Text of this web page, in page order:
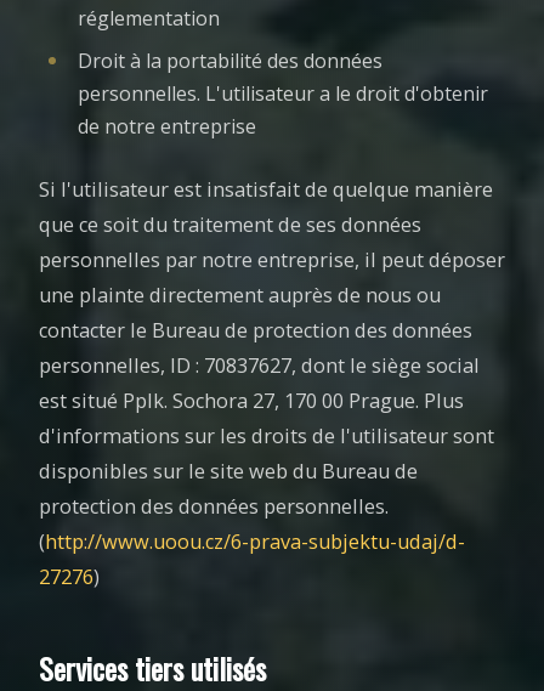
réglementation
Droit à la portabilité des données
personnelles. L'utilisateur a le droit d'obtenir
de notre entreprise
Si l'utilisateur est insatisfait de quelque manière
que ce soit du traitement de ses données
personnelles par notre entreprise, il peut déposer
une plainte directement auprès de nous ou
contacter le Bureau de protection des données
personnelles, ID : 70837627, dont le siège social
est situé Pplk. Sochora 27, 170 00 Prague. Plus
d'informations sur les droits de l'utilisateur sont
disponibles sur le site web du Bureau de
protection des données personnelles.
(http://www.uoou.cz/6-prava-subjektu-udaj/d-
27276)
Services tiers utilisés